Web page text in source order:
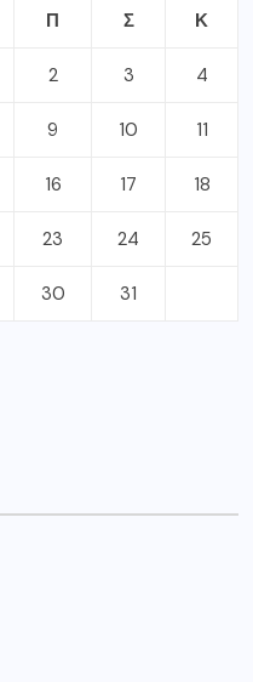
Π Σ Κ
2 3 4
9 10 11
16 17 18
23 24 25
30 31